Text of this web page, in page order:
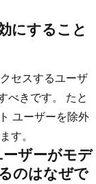
にすること
セスするユーザ
べきです。 たと
ユーザーを除外
す。
ザーがモデ
のはなぜで